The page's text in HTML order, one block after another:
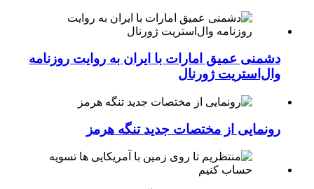
دشمنی عمیق امارات با ایران به روایت روزنامه
وال‌استریت ژورنال
رونمایی از مختصات جدید تنگه هرمز